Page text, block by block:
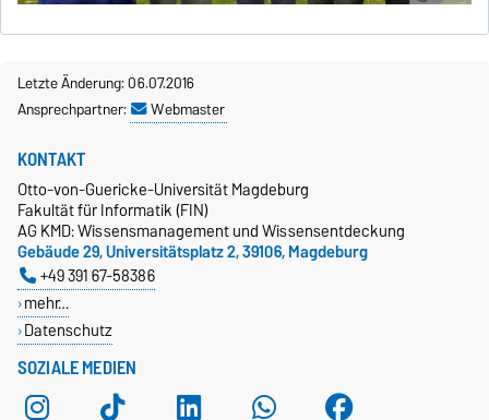
Letzte Änderung: 06.07.2016
Ansprechpartner:
Webmaster
SOZIALE MEDIEN
KONTAKT
Otto-von-Guericke-Universität Magdeburg
Fakultät für Informatik (FIN)
AG KMD: Wissensmanagement und Wissensentdeckung
Gebäude 29, Universitätsplatz 2, 39106, Magdeburg
+49 391 67-58386
mehr…
Datenschutz